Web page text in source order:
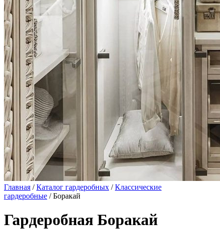
Главная /Каталог гардеробных /Классические
гардеробные / Боракай
Гардеробная Боракай